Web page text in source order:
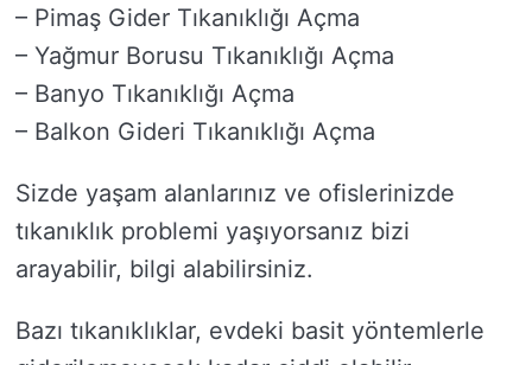
– Pimaş Gider Tıkanıklığı Açma
– Yağmur Borusu Tıkanıklığı Açma
– Banyo Tıkanıklığı Açma
– Balkon Gideri Tıkanıklığı Açma
Sizde yaşam alanlarınız ve ofislerinizde
tıkanıklık problemi yaşıyorsanız bizi
arayabilir, bilgi alabilirsiniz.
Bazı tıkanıklıklar, evdeki basit yöntemlerle